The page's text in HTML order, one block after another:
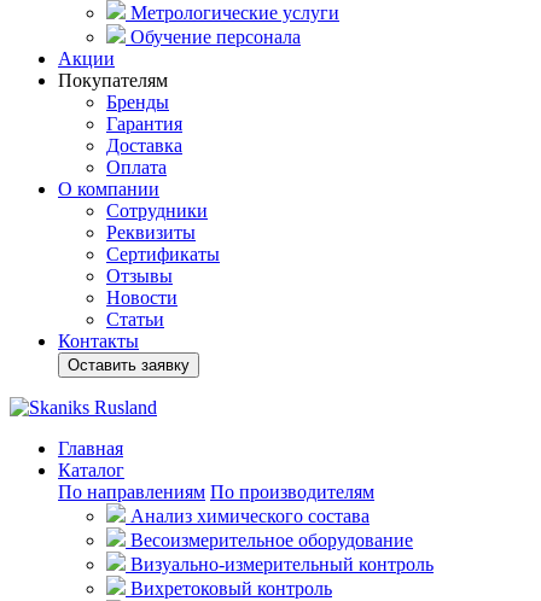
Метрологические услуги
Обучение персонала
Акции
Покупателям
Бренды
Гарантия
Доставка
Оплата
О компании
Сотрудники
Реквизиты
Сертификаты
Отзывы
Новости
Статьи
Контакты
Оставить заявку
Главная
Каталог
По направлениям По производителям
Анализ химического состава
Весоизмерительное оборудование
Визуально-измерительный контроль
Вихретоковый контроль